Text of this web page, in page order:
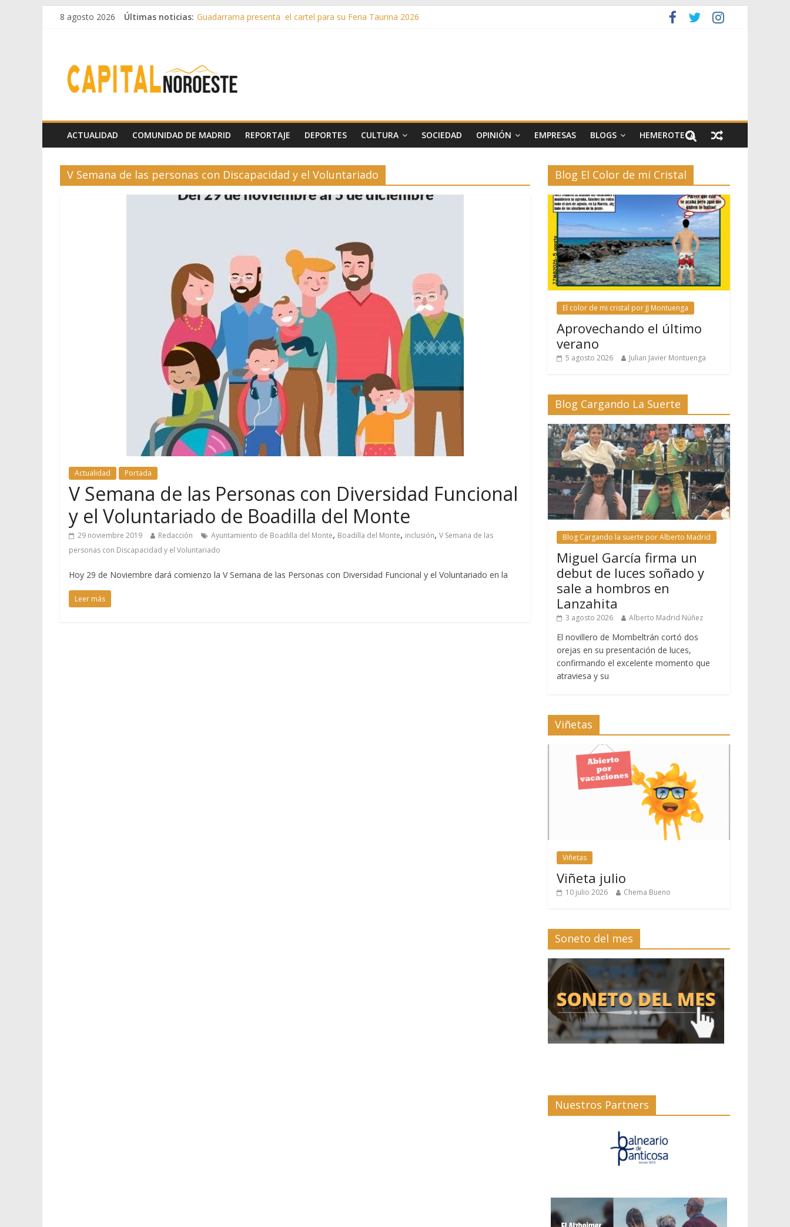
8 agosto 2026 Últimas noticias: Guadarrama presenta el cartel para su Feria Taurina 2026
Alerta de consumos inusuales de agua potable gracias a la telelectura de Canal de Isabel II
ACTUALIDAD COMUNIDAD DE MADRID REPORTAJE DEPORTES CULTURA SOCIEDAD OPINIÓN EMPRESAS BLOGS HEMEROTECA
V Semana de las personas con Discapacidad y el Voluntariado
Actualidad Portada
V Semana de las Personas con Diversidad Funcional
y el Voluntariado de Boadilla del Monte
29 noviembre 2019 Redacción Ayuntamiento de Boadilla del Monte, Boadilla del Monte, inclusión, V Semana de las
personas con Discapacidad y el Voluntariado
Hoy 29 de Noviembre dará comienzo la V Semana de las Personas con Diversidad Funcional y el Voluntariado en la
Leer más
Blog El Color de mi Cristal
El color de mi cristal por JJ Montuenga
Aprovechando el último
verano
5 agosto 2026 Julian Javier Montuenga
Blog Cargando La Suerte
Blog Cargando la suerte por Alberto Madrid
Miguel García firma un
debut de luces soñado y
sale a hombros en
Lanzahita
3 agosto 2026 Alberto Madrid Núñez
El novillero de Mombeltrán cortó dos
orejas en su presentación de luces,
confirmando el excelente momento que
atraviesa y su
Viñetas
Viñetas
Viñeta julio
10 julio 2026 Chema Bueno
Soneto del mes
Nuestros Partners